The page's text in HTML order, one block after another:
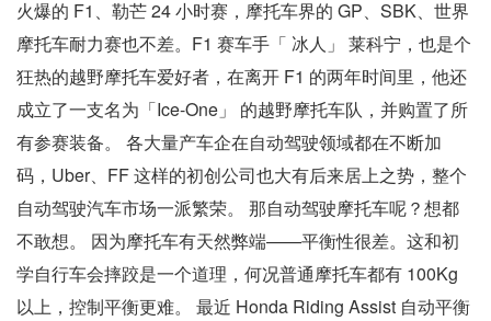
火爆的 F1、勒芒 24 小时赛，摩托车界的 GP、SBK、世界
摩托车耐力赛也不差。F1 赛车手「 冰人」 莱科宁，也是个
狂热的越野摩托车爱好者，在离开 F1 的两年时间里，他还
成立了一支名为「Ice-One」 的越野摩托车队，并购置了所
有参赛装备。 各大量产车企在自动驾驶领域都在不断加
码，Uber、FF 这样的初创公司也大有后来居上之势，整个
自动驾驶汽车市场一派繁荣。 那自动驾驶摩托车呢？想都
不敢想。 因为摩托车有天然弊端——平衡性很差。这和初
学自行车会摔跤是一个道理，何况普通摩托车都有 100Kg
以上，控制平衡更难。 最近 Honda Riding Assist 自动平衡